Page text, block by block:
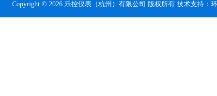
Copyright © 2026 乐控仪表（杭州）有限公司 版权所有 技术支持：